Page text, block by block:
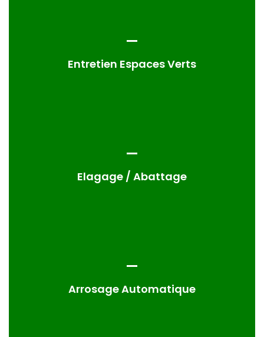
Entretien Espaces Verts
Elagage / Abattage
Arrosage Automatique